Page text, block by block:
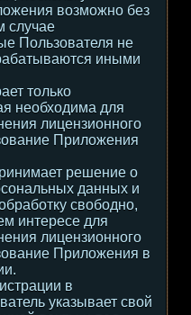
возможно без
случае
Пользователя не
иными
только
необходима для
лицензионного
Приложения
решение о
данных и
свободно,
интересе для
лицензионного
Приложения в
в
указывает свой